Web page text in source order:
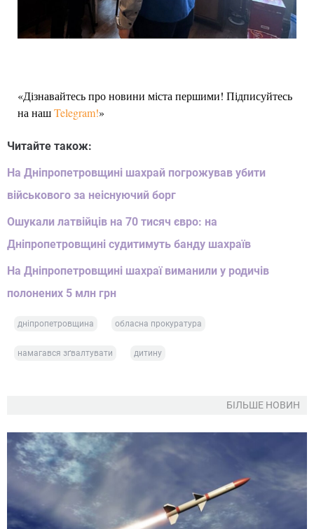
«Дізнавайтесь про новини міста першими! Підписуйтесь
на нашTelegram!»
Читайте також:
На Дніпропетровщині шахрай погрожував убити
військового за неіснуючий борг
Ошукали латвійців на 70 тисяч євро: на
Дніпропетровщині судитимуть банду шахраїв
На Дніпропетровщині шахраї виманили у родичів
полонених 5 млн грн
дніпропетровщина обласна прокуратура
намагався зґвалтувати дитину
БІЛЬШЕ НОВИН